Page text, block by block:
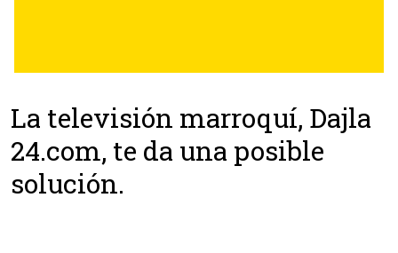
La televisión marroquí, Dajla
24.com, te da una posible
solución.